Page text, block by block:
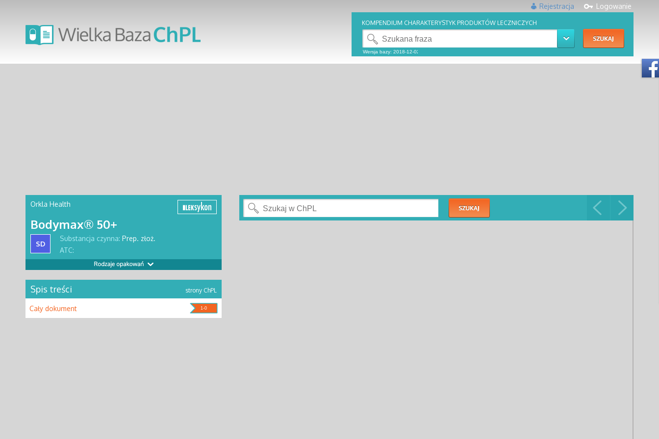
Logowanie
Rejestracja
KOMPENDIUM CHARAKTERYSTYK PRODUKTÓW LECZNICZYCH
Orkla Health
Bodymax® 50+
Substancja czynna: Prep. złoż.
ATC:
SD
Spis treści strony ChPL
Cały dokument 1-0